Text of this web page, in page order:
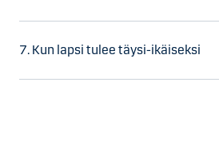
7. Kun lapsi tulee täysi-ikäiseksi